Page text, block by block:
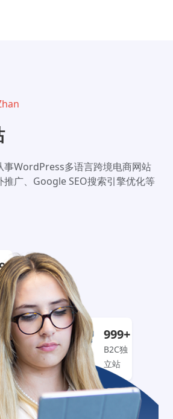
事WordPress多语言跨境电商网站
推广、Google SEO搜索引擎优化等
999+
B2C独
立站